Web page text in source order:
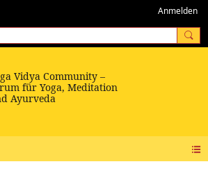
Anmelden